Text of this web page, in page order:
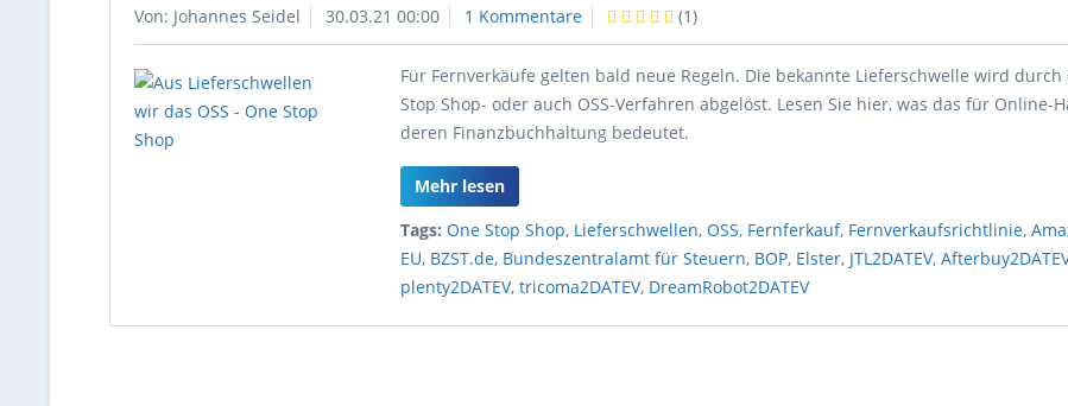
Von: Johannes Seidel 30.03.21 00:00 1 Kommentare (1)
Für Fernverkäufe gelten bald neue Regeln. Die bekannte Lieferschwelle wird durch
Stop Shop- oder auch OSS-Verfahren abgelöst. Lesen Sie hier, was das für Online-
deren Finanzbuchhaltung bedeutet.
Mehr lesen
Tags: One Stop Shop, Lieferschwellen,OSS, Fernferkauf, Fernverkaufsrichtlinie,
EU, BZST.de, Bundeszentralamt für Steuern, BOP, Elster, JTL2DATEV,
plenty2DATEV,tricoma2DATEV, DreamRobot2DATEV